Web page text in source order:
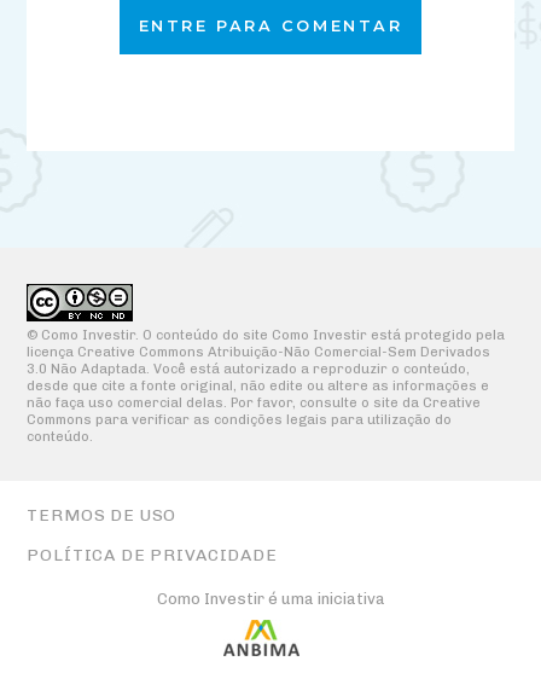
ENTRE PARA COMENTAR
© Como Investir. O conteúdo do site Como Investir está protegido pela
licença Creative Commons Atribuição-Não Comercial-Sem Derivados
3.0 Não Adaptada. Você está autorizado a reproduzir o conteúdo,
desde que cite a fonte original, não edite ou altere as informações e
não faça uso comercial delas. Por favor, consulte o site da Creative
Commons para verificar as condições legais para utilização do
conteúdo.
TERMOS DE USO
POLÍTICA DE PRIVACIDADE
Como Investir é uma iniciativa